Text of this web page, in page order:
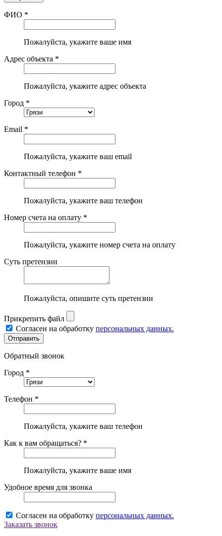
ФИО *
Пожалуйста, укажите ваше имя
Адрес объекта *
Пожалуйста, укажите адрес объекта
Город *
Email *
Пожалуйста, укажите ваш email
Контактный телефон *
Пожалуйста, укажите ваш телефон
Номер счета на оплату *
Пожалуйста, укажите номер счета на оплату
Суть претензии
Пожалуйста, опишите суть претензии
Прикрепить файл
Согласен на обработку персональных данных.
Обратный звонок
Город *
Телефон *
Пожалуйста, укажите ваш телефон
Как к вам обращаться? *
Пожалуйста, укажите ваше имя
Удобное время для звонка
Согласен на обработку персональных данных.
Заказать звонок